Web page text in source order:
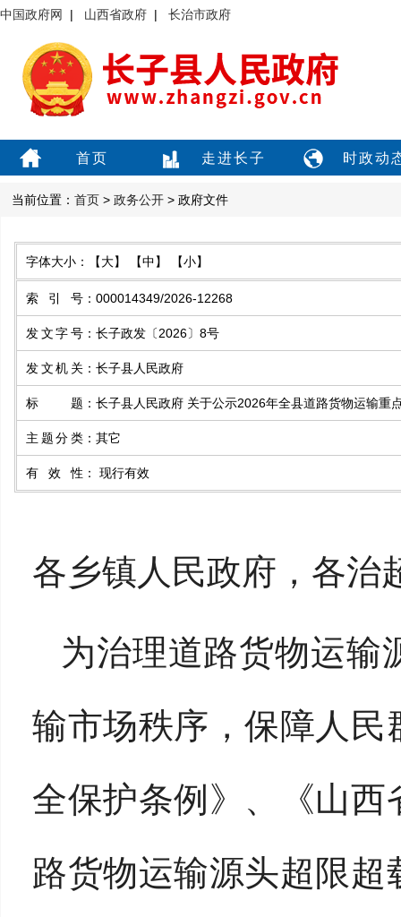
中国政府网 | 山西省政府 | 长治市政府
首页 走进长子 时政动
当前位置： 首页 > 政务公开 > 政府文件
字体大小： 【大】 【中】 【小】
索引号 ： 000014349/2026-12268
发文字号 ： 长子政发〔2026〕8号
发文机关 ： 长子县人民政府
标题 ： 长子县人民政府 关于公示2026年全县道路货物运输重
主题分类 ： 其它
有效性 ： 现行有效
各乡镇人民政府，各治
为治理道路货物运输
输市场秩序，保障人
全保护条例》 、
《山
路货物运输源头超限